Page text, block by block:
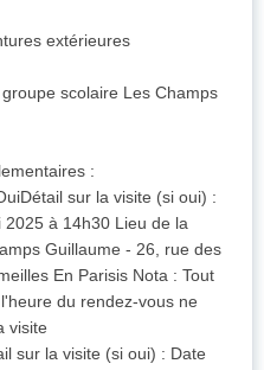
extérieures
scolaire Les Champs
:
sur la visite (si oui) :
à 14h30 Lieu de la
Guillaume - 26, rue des
En Parisis Nota : Tout
du rendez-vous ne
visite
sur la visite (si oui) : Date